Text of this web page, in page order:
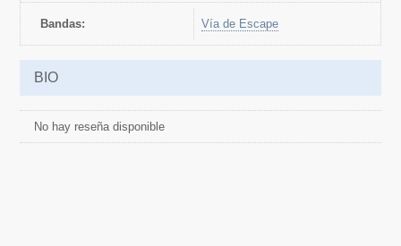
Bandas: Vía de Escape
BIO
No hay reseña disponible